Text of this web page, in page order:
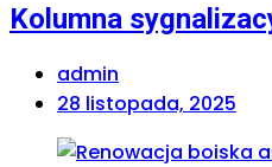
Kolumna
admin
28 listopada, 2025